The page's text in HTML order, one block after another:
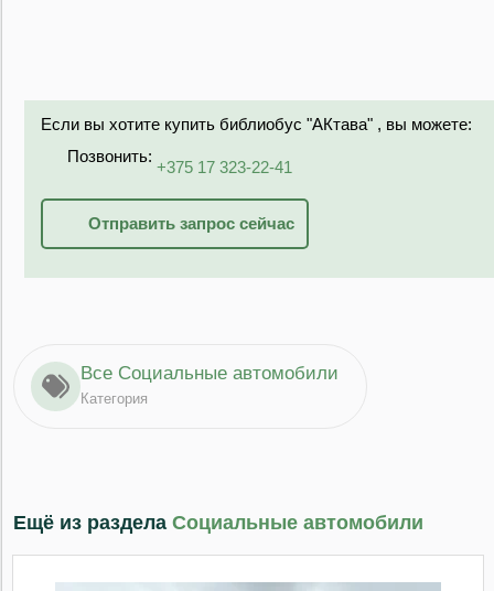
Если вы хотите купить библиобус "АКтава" , вы можете:
Позвонить:
+375 17 323-22-41
Отправить запрос сейчас
Все Социальные автомобили
Категория
Ещё из раздела Социальные автомобили